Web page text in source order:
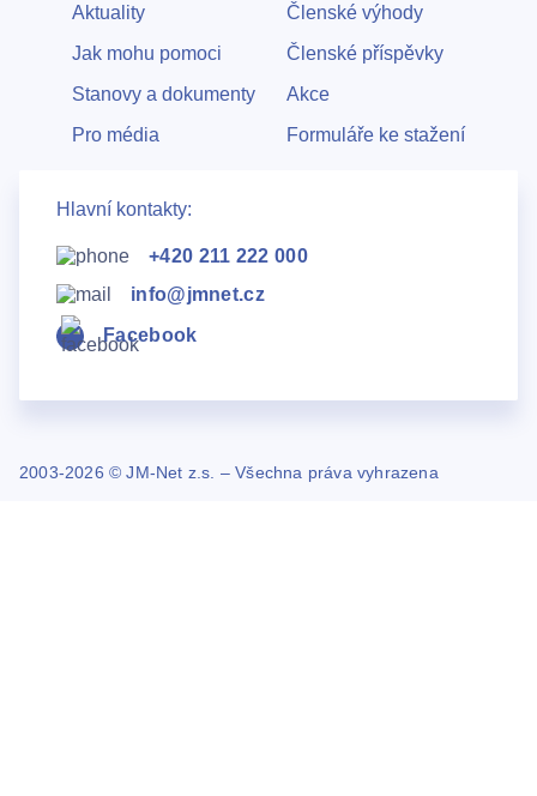
Aktuality
Jak mohu pomoci
Stanovy a dokumenty
Pro média
Členské výhody
Členské příspěvky
Akce
Formuláře ke stažení
Hlavní kontakty:
+420 211 222 000
info@jmnet.cz
Facebook
2003-2026 © JM-Net z.s. – Všechna práva vyhrazena